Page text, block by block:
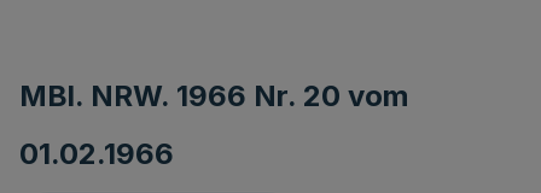
MBl. NRW. 1966 Nr. 20 vom
01.02.1966